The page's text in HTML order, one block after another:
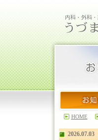
HOME
2026.07.03